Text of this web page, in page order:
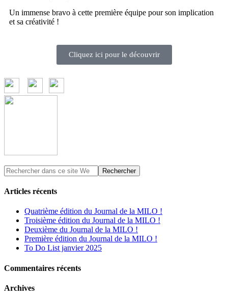
Un immense bravo à cette première équipe pour son implication
et sa créativité !
Cliquez ici pour le découvrir
Articles récents
Quatrième édition du Journal de la MILO !
Troisième édition du Journal de la MILO !
Deuxième du Journal de la MILO !
Première édition du Journal de la MILO !
To Do List janvier 2025
Commentaires récents
Archives